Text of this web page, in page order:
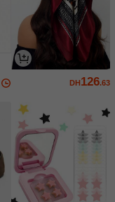
DH126.63